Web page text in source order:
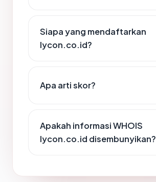
Siapa yang mendaftarkan
lycon.co.id?
Apa arti skor?
Apakah informasi WHOIS
lycon.co.id disembunyikan?